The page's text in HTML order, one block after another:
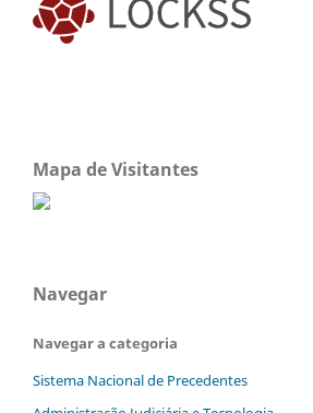
Mapa de Visitantes
Navegar
Navegar a categoria
Sistema Nacional de Precedentes